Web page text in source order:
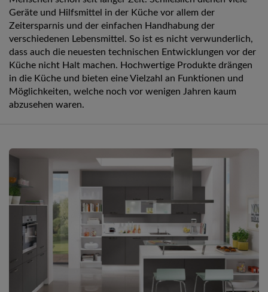
Geräte und Hilfsmittel in der Küche vor allem der
Zeitersparnis und der einfachen Handhabung der
verschiedenen Lebensmittel. So ist es nicht verwunderlich,
dass auch die neuesten technischen Entwicklungen vor der
Küche nicht Halt machen. Hochwertige Produkte drängen
in die Küche und bieten eine Vielzahl an Funktionen und
Möglichkeiten, welche noch vor wenigen Jahren kaum
abzusehen waren.